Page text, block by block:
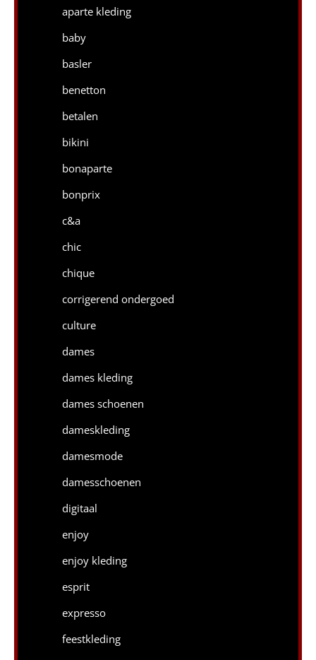
aparte kleding
baby
basler
benetton
betalen
bikini
bonaparte
bonprix
c&a
chic
chique
corrigerend ondergoed
culture
dames
dames kleding
dames schoenen
dameskleding
damesmode
damesschoenen
digitaal
enjoy
enjoy kleding
esprit
expresso
feestkleding